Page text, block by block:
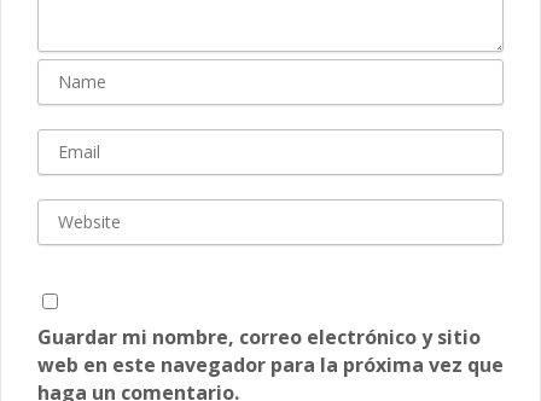
Guardar mi nombre, correo electrónico y sitio
web en este navegador para la próxima vez que
haga un comentario.